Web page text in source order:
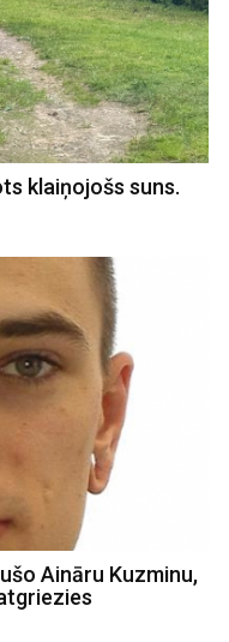
klaiņojošs suns.
Aināru Kuzminu,